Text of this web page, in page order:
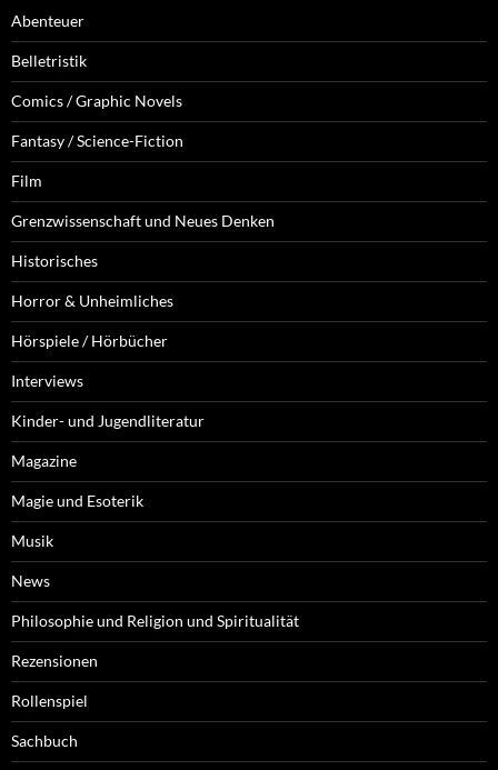
Abenteuer
Belletristik
Comics / Graphic Novels
Fantasy / Science-Fiction
Film
Grenzwissenschaft und Neues Denken
Historisches
Horror & Unheimliches
Hörspiele / Hörbücher
Interviews
Kinder- und Jugendliteratur
Magazine
Magie und Esoterik
Musik
News
Philosophie und Religion und Spiritualität
Rezensionen
Rollenspiel
Sachbuch